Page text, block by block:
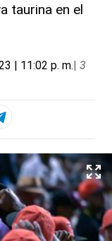
taurina en el
| 11:02 p. m.| 3